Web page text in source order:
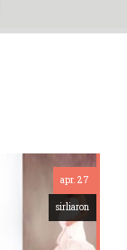
apr. 27
sirliaron